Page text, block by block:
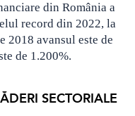
din România a
record din 2022, la
2018 avansul este de
de 1.200%.
SECTORIALE